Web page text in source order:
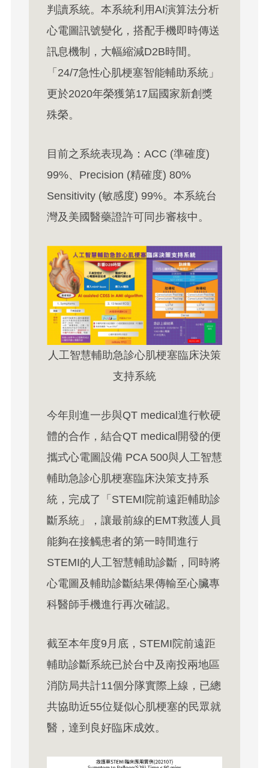
判讀系統。本系統利用AI演算法分析
心電圖訊號變化，搭配手機即時傳送
訊息機制，大幅縮減D2B時間。
「24/7急性心肌梗塞智能輔助系統」
更於2020年榮獲第17屆國家新創獎
殊榮。
目前之系統表現為：ACC (準確度)
99%、Precision (精確度) 80%
Sensitivity (敏感度) 99%。本系統台
灣及美國醫藥證許可同步審核中。
人工智慧輔助急診心肌梗塞臨床決策
支持系統
今年則進一步與QT medical進行軟硬
體的合作，結合QT medical開發的便
攜式心電圖設備 PCA 500與人工智慧
輔助急診心肌梗塞臨床決策支持系
統，完成了「STEMI院前遠距輔助診
斷系統」，讓最前線的EMT救護人員
能夠在接觸患者的第一時間進行
STEMI的人工智慧輔助診斷，同時將
心電圖及輔助診斷結果傳輸至心臟專
科醫師手機進行再次確認。
截至本年度9月底，STEMI院前遠距
輔助診斷系統已於台中及南投兩地區
消防局共計11個分隊實際上線，已總
共協助近55位疑似心肌梗塞的民眾就
醫，達到良好臨床成效。